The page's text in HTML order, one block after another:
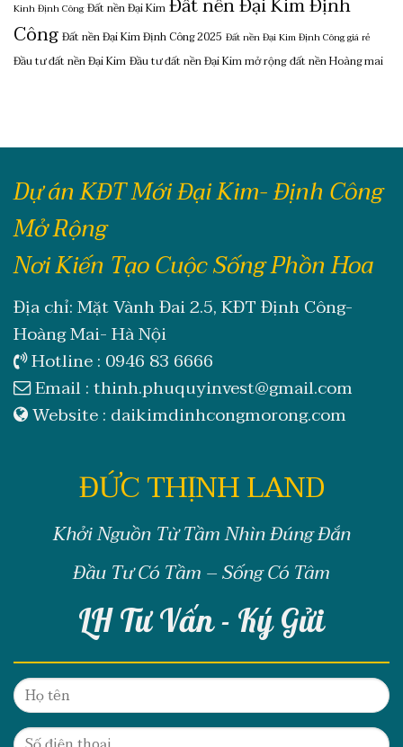
Kinh Định Công Đất nền Đại Kim
CôngĐất nền Đại Kim Định Công 2025 Đất nền Đại Kim Định Công giá rẻ
Đầu tư đất nền Đại KimĐầu tư đất nền Đại Kim mở rộngđất nền Hoàng mai
Dự án KĐT Mới Đại Kim- Định Công
Mở Rộng
Nơi Kiến Tạo Cuộc Sống Phồn Hoa
Địa chỉ: Mặt Vành Đai 2.5, KĐT Định Công-
Hoàng Mai- Hà Nội
Hotline : 0946 83 6666
Email :thinh.phuquyinvest@gmail.com
Website : daikimdinhcongmorong.com
ĐỨC THỊNH LAND
Khởi Nguồn Từ Tầm Nhìn Đúng Đắn
Đầu Tư Có Tầm – Sống Có Tâm
LH Tư Vấn - Ký Gửi